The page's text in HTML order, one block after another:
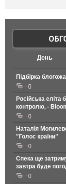
День
Підбірка
0
Російська еліта
контролю, -
0
Наталія
"Голос країни"
0
Спека ще
завтра буде
0